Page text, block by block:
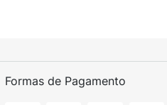
Formas de Pagamento